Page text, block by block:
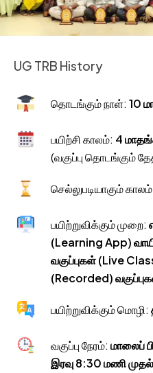
UG TRB History
தொடங்கும் நாள்: 10
பயிற்சி காலம்: 4
(வகுப்பு தொடங்கும்
செல்லுபடியாகும்
பயிற்றுவிக்கும் முறை:
(Learning App)
வகுப்புகள் (Live
(Recorded)
பயிற்றுவிக்கும் மொழி:
வகுப்பு நேரம்: மாலைப்
இரவு 8:30 மணி